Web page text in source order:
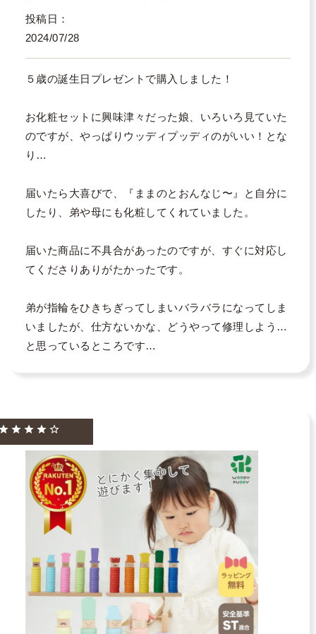
投稿日
2024/07/28
５歳の誕生日プレゼントで購入しました！
お化粧セットに興味津々だった娘、いろいろ見ていた
のですが、やっぱりウッディプッディのがいい！とな
り…
届いたら大喜びで、『ままのとおんなじ〜』と自分に
したり、弟や母にも化粧してくれていました。
届いた商品に不具合があったのですが、すぐに対応し
てくださりありがたかったです。
弟が指輪をひきちぎってしまいバラバラになってしま
いましたが、仕方ないかな、どうやって修理しよう…
と思っているところです…